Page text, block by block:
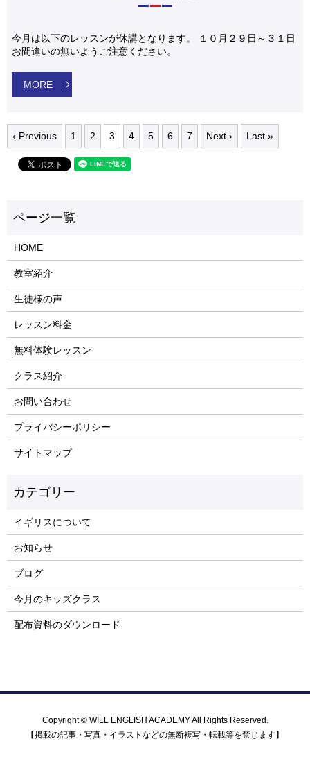
今月は以下のレッスンが休講となります。 １０月２９日～３１日
お間違いの無いようご注意ください。
MORE
‹ Previous 1 2 3 4 5 6 7 Next › Last »
HOME
教室紹介
生徒様の声
レッスン料金
無料体験レッスン
クラス紹介
お問い合わせ
プライバシーポリシー
サイトマップ
イギリスについて
お知らせ
ブログ
今月のキッズクラス
配布資料のダウンロード
Copyright © WILL ENGLISH ACADEMY All Rights Reserved.
【掲載の記事・写真・イラストなどの無断複写・転載等を禁じます】